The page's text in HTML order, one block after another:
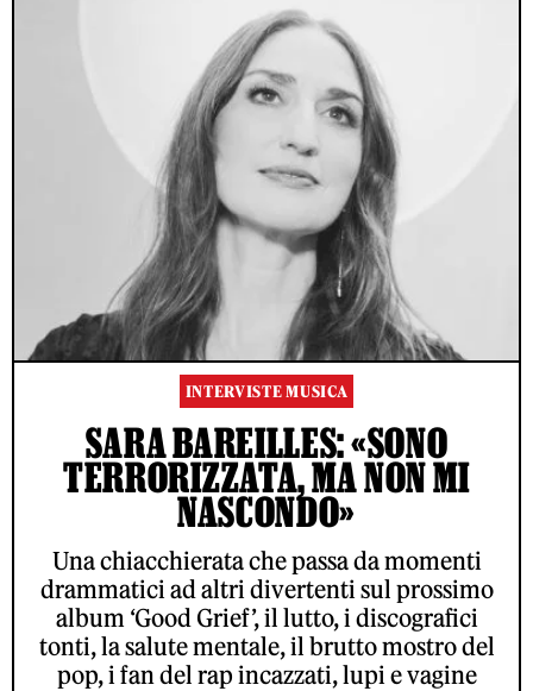
INTERVISTE MUSICA
SARA BAREILLES: «SONO
TERRORIZZATA, MA NON MI
NASCONDO»
Una chiacchierata che passa da momenti
drammatici ad altri divertenti sul prossimo
album ‘Good Grief’, il lutto, i discografici
tonti, la salute mentale, il brutto mostro del
pop, i fan del rap incazzati, lupi e vagine